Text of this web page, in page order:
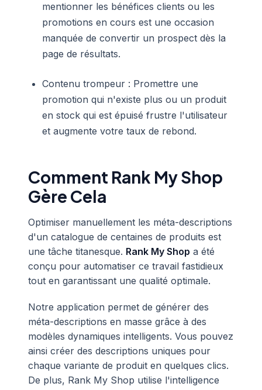
mentionner les bénéfices clients ou les
promotions en cours est une occasion
manquée de convertir un prospect dès la
page de résultats.
Contenu trompeur : Promettre une
promotion qui n'existe plus ou un produit
en stock qui est épuisé frustre l'utilisateur
et augmente votre taux de rebond.
Comment Rank My Shop
Gère Cela
Optimiser manuellement les méta-descriptions
d'un catalogue de centaines de produits est
une tâche titanesque. Rank My Shop a été
conçu pour automatiser ce travail fastidieux
tout en garantissant une qualité optimale.
Notre application permet de générer des
méta-descriptions en masse grâce à des
modèles dynamiques intelligents. Vous pouvez
ainsi créer des descriptions uniques pour
chaque variante de produit en quelques clics.
De plus, Rank My Shop utilise l'intelligence